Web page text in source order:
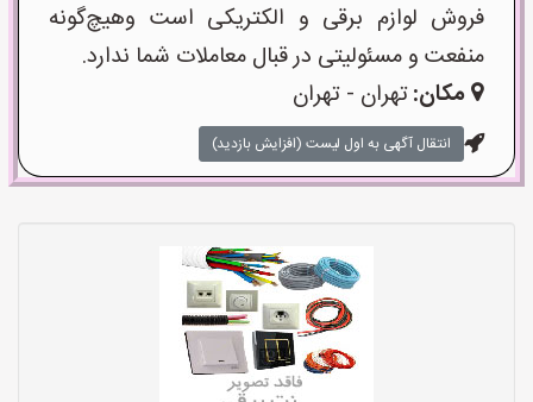
فروش لوازم برقی و الکتریکی است وهیچ‌گونه
منفعت و مسئولیتی در قبال معاملات شما ندارد.
مکان:تهران - تهران
انتقال آگهی به اول لیست (افزایش بازدید)